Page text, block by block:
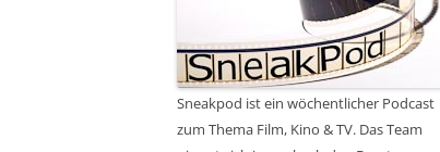
Sneakpod ist ein wöchentlicher Podcast
zum Thema Film, Kino & TV. Das Team